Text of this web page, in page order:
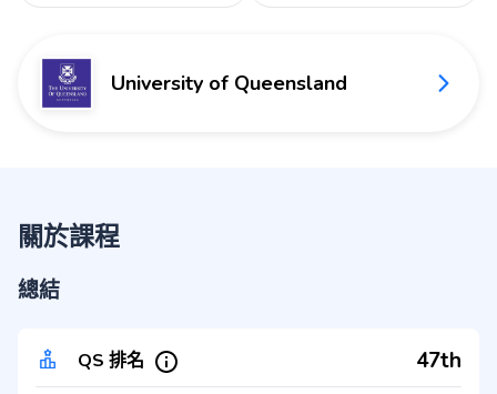
University of Queensland
關於課程
總結
QS 排名 47th